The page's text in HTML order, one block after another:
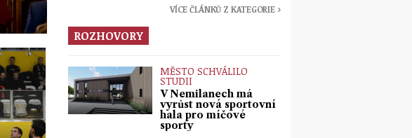
VÍCE ČLÁNKŮ Z KATEGORIE ›
ROZHOVORY
MĚSTO SCHVÁLILO
STUDII
V Nemilanech má
vyrůst nová sportovní
hala pro míčové
sporty